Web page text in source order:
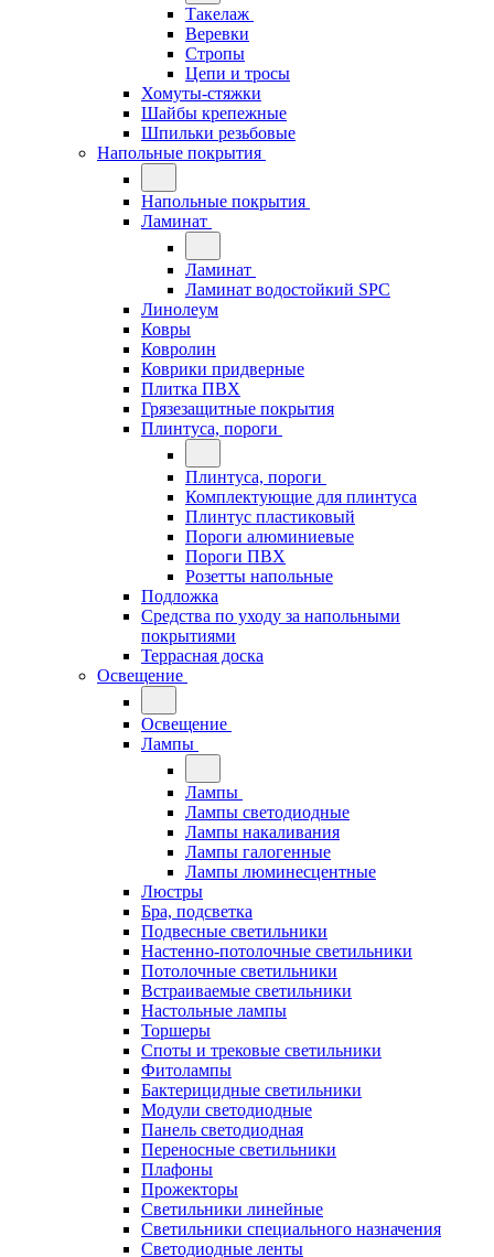
Такелаж
Веревки
Стропы
Цепи и тросы
Хомуты-стяжки
Шайбы крепежные
Шпильки резьбовые
Напольные покрытия
Напольные покрытия
Ламинат
Ламинат
Ламинат водостойкий SPC
Линолеум
Ковры
Ковролин
Коврики придверные
Плитка ПВХ
Грязезащитные покрытия
Плинтуса, пороги
Плинтуса, пороги
Комплектующие для плинтуса
Плинтус пластиковый
Пороги алюминиевые
Пороги ПВХ
Розетты напольные
Подложка
Средства по уходу за напольными
покрытиями
Террасная доска
Освещение
Освещение
Лампы
Лампы
Лампы светодиодные
Лампы накаливания
Лампы галогенные
Лампы люминесцентные
Люстры
Бра, подсветка
Подвесные светильники
Настенно-потолочные светильники
Потолочные светильники
Встраиваемые светильники
Настольные лампы
Торшеры
Споты и трековые светильники
Фитолампы
Бактерицидные светильники
Модули светодиодные
Панель светодиодная
Переносные светильники
Плафоны
Прожекторы
Светильники линейные
Светильники специального назначения
Светодиодные ленты